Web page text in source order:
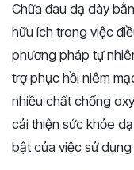
Chữa đau dạ dày
hữu ích trong việc
phương pháp tự
trợ phục hồi niêm
nhiều chất chống
cải thiện sức khỏe
bật của việc sử